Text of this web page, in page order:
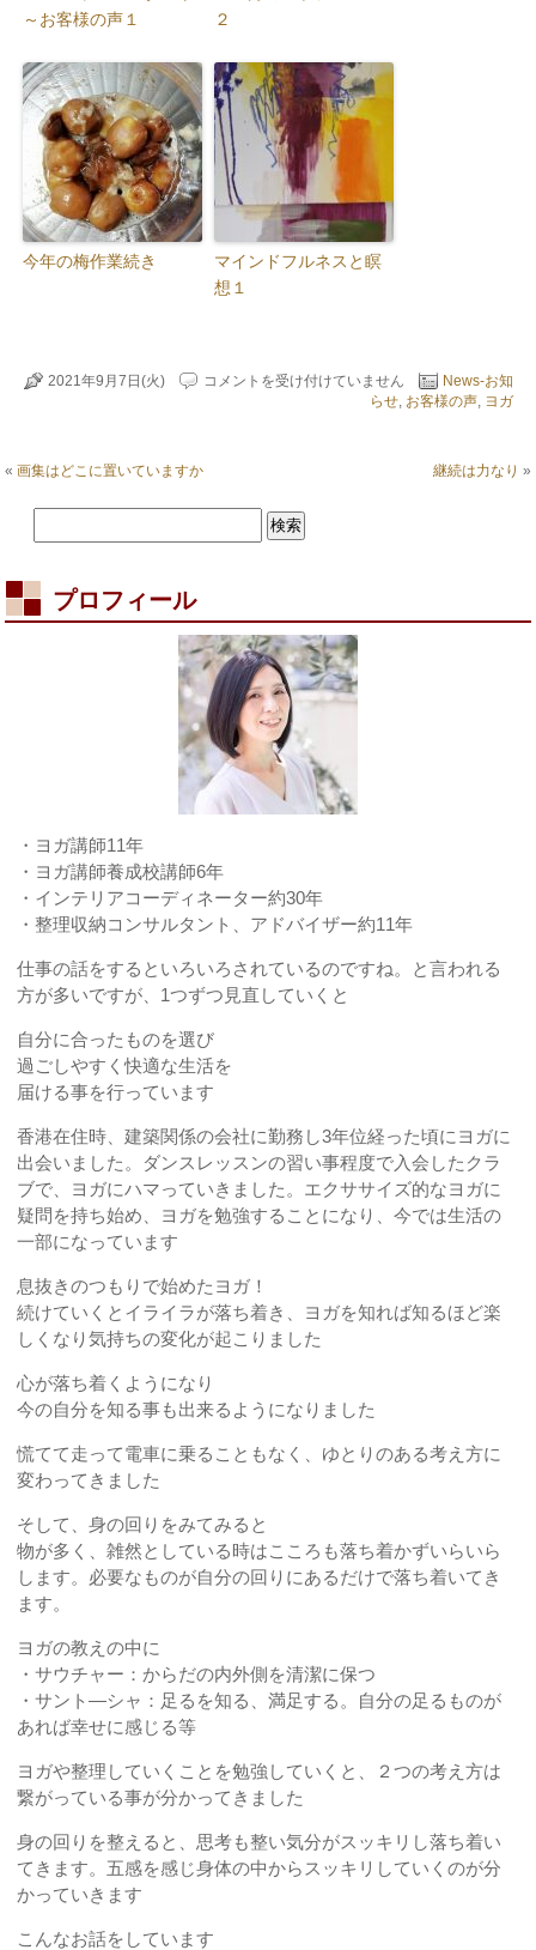
～お客様の声１
２
今年の梅作業続き
マインドフルネスと瞑
想１
2021年9月7日(火)
継
は
コメントを受け付けていません
News-お知
らせ, お客様の声, ヨガ
«画集はどこに置いていますか 継続は力なり »
プロフィール
・ヨガ講師11年
・ヨガ講師養成校講師6年
・インテリアコーディネーター約30年
・整理収納コンサルタント、アドバイザー約11年
仕事の話をするといろいろされているのですね。と言われる
方が多いですが、1つずつ見直していくと
自分に合ったものを選び
過ごしやすく快適な生活を
届ける事を行っています
香港在住時、建築関係の会社に勤務し3年位経った頃にヨガに
出会いました。ダンスレッスンの習い事程度で入会したクラ
ブで、ヨガにハマっていきました。エクササイズ的なヨガに
疑問を持ち始め、ヨガを勉強することになり、今では生活の
一部になっています
息抜きのつもりで始めたヨガ！
続けていくとイライラが落ち着き、ヨガを知れば知るほど楽
しくなり気持ちの変化が起こりました
心が落ち着くようになり
今の自分を知る事も出来るようになりました
慌てて走って電車に乗ることもなく、ゆとりのある考え方に
変わってきました
そして、身の回りをみてみると
物が多く、雑然としている時はこころも落ち着かずいらいら
します。必要なものが自分の回りにあるだけで落ち着いてき
ます。
ヨガの教えの中に
・サウチャー：からだの内外側を清潔に保つ
・サント―シャ：足るを知る、満足する。自分の足るものが
あれば幸せに感じる等
ヨガや整理していくことを勉強していくと、２つの考え方は
繋がっている事が分かってきました
身の回りを整えると、思考も整い気分がスッキリし落ち着い
てきます。五感を感じ身体の中からスッキリしていくのが分
かっていきます
こんなお話をしています